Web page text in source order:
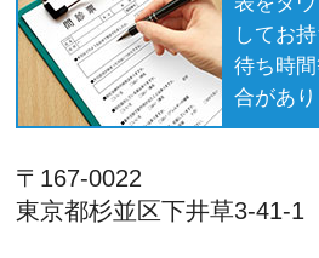
してお
待ち時
合があ
〒167-0022
東京都杉並区下井草3-41-